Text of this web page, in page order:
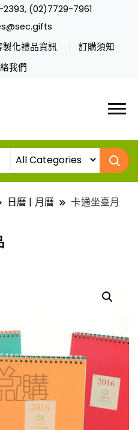
(02)7729-7961
製化禮品資訊
訂購須知
我們
日曆 | 月曆
卡通坐臺月